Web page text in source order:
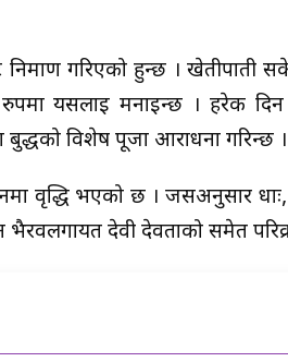
निर्माण गरिएको हुन्छ । खेतीपाती
यसलाई मनाइन्छ । हरेक
बुद्धको विशेष पूजा आराधना गरिन्छ ।
वृद्धि भएको छ । जसअनुसार
देवी देवताको समेत